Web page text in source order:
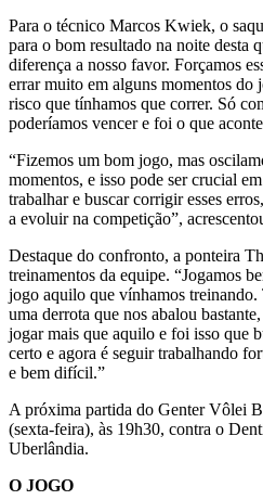
Para o técnico Marcos Kwiek, o
para o bom resultado na noite desta
diferença a nosso favor. Forçamos
errar muito em alguns momentos do
risco que tínhamos que correr. Só
poderíamos vencer e foi o que
“Fizemos um bom jogo, mas
momentos, e isso pode ser crucial
trabalhar e buscar corrigir esses
a evoluir na competição”,
Destaque do confronto, a ponteira
treinamentos da equipe. “Jogamos
jogo aquilo que vínhamos treinando.
uma derrota que nos abalou
jogar mais que aquilo e foi isso que
certo e agora é seguir trabalhando
e bem difícil.”
A próxima partida do Genter Vôlei
(sexta-feira), às 19h30, contra o
Uberlândia.
O JOGO